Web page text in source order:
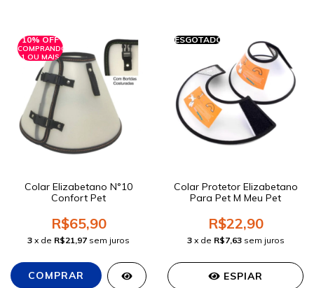
10% OFF
COMPRANDO
1 OU MAIS
Colar Elizabetano N°10
Confort Pet
R$65,90
3 x de R$21,97 sem juros
ESGOTADO
Colar Protetor Elizabetano
Para Pet M Meu Pet
R$22,90
3 x de R$7,63 sem juros
ESPIAR